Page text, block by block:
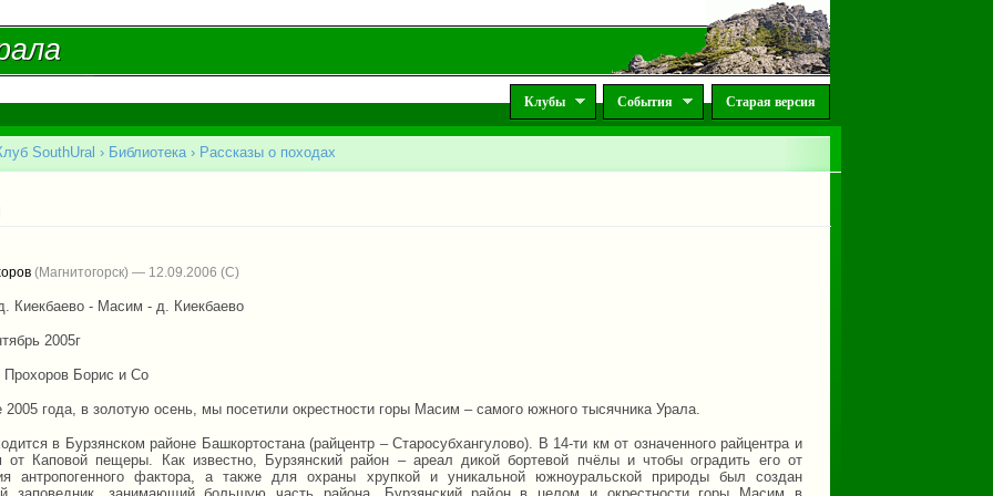
Клубы События Старая версия
SouthUral › Библиотека › Рассказы о походах
(Магнитогорск) — 12.09.2006
Киекбаево - Масим - д. Киекбаево
2005г
Прохоров Борис и Co
2005 года, в золотую осень, мы посетили окрестности горы Масим – самого южного тысячника Урала.
в Бурзянском районе Башкортостана (райцентр – Старосубхангулово). В 14-ти км от означенного райцентра и
от Каповой пещеры. Как известно, Бурзянский район – ареал дикой бортевой пчёлы и чтобы оградить его от
антропогенного фактора, а также для охраны хрупкой и уникальной южноуральской природы был создан